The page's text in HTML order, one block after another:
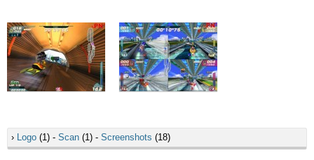
› Logo (1) - Scan (1) - Screenshots (18)